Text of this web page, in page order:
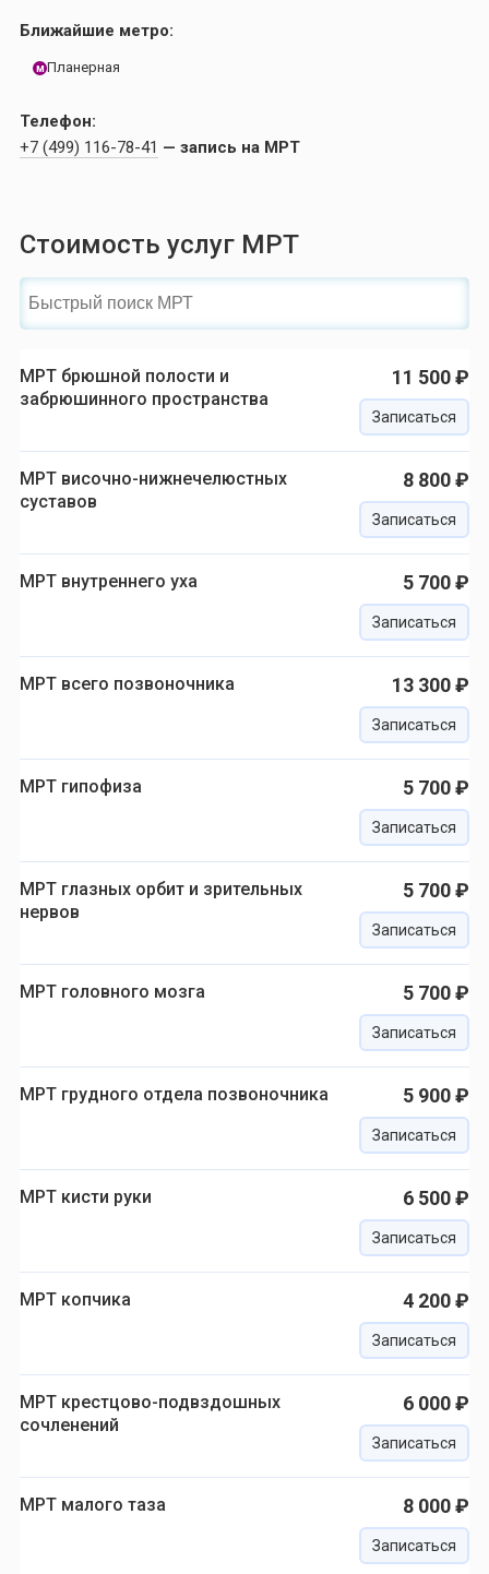
Ближайшие метро:
м Планерная
Телефон:
+7 (499) 116-78-41 — запись на МРТ
Стоимость услуг МРТ
МРТ брюшной полости и
забрюшинного пространства
11 500 ₽
Записаться
МРТ височно-нижнечелюстных
суставов
8 800 ₽
Записаться
МРТ внутреннего уха 5 700 ₽
Записаться
МРТ всего позвоночника 13 300 ₽
Записаться
МРТ гипофиза 5 700 ₽
Записаться
МРТ глазных орбит и зрительных
нервов
5 700 ₽
Записаться
МРТ головного мозга 5 700 ₽
Записаться
МРТ грудного отдела позвоночника 5 900 ₽
Записаться
МРТ кисти руки 6 500 ₽
Записаться
МРТ копчика 4 200 ₽
Записаться
МРТ крестцово-подвздошных
сочленений
6 000 ₽
Записаться
МРТ малого таза 8 000 ₽
Записаться